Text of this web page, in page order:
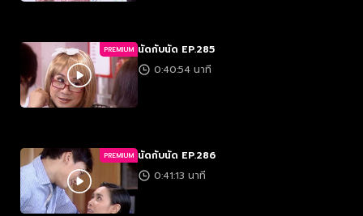
PREMIUM นัดกับนัด EP.285
0:40:54 นาที
PREMIUM นัดกับนัด EP.286
0:41:13 นาที